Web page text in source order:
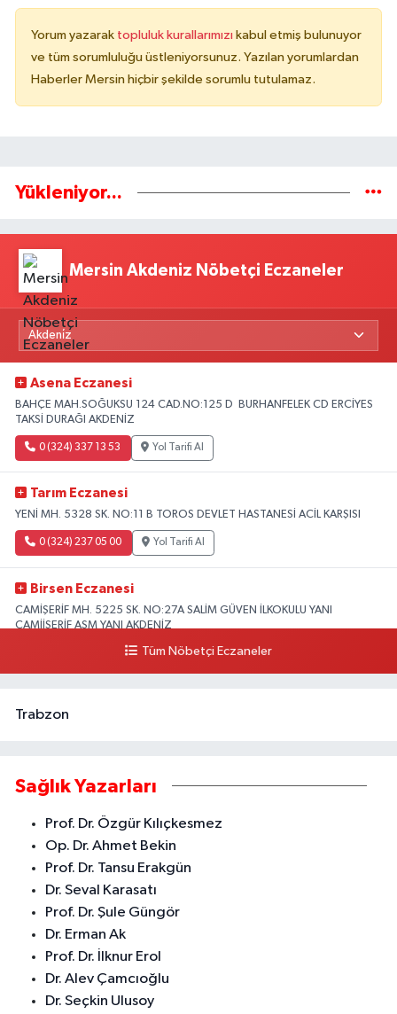
Yorum yazarak topluluk kurallarımızı kabul etmiş bulunuyor
ve tüm sorumluluğu üstleniyorsunuz. Yazılan yorumlardan
Haberler Mersin hiçbir şekilde sorumlu tutulamaz.
Yükleniyor...
Mersin Akdeniz Nöbetçi Eczaneler
Asena Eczanesi
BAHÇE MAH.SOĞUKSU 124 CAD.NO:125 D BURHANFELEK CD ERCİYES
TAKSİ DURAĞI AKDENİZ
0 (324) 337 13 53 Yol Tarifi Al
Tarım Eczanesi
YENİ MH. 5328 SK. NO:11 B TOROS DEVLET HASTANESİ ACİL KARŞISI
0 (324) 237 05 00 Yol Tarifi Al
Birsen Eczanesi
CAMİŞERİF MH. 5225 SK. NO:27A SALİM GÜVEN İLKOKULU YANI
CAMİİŞERİF ASM YANI AKDENİZ
Yol Tarifi Al
Tüm Nöbetçi Eczaneler
Trabzon
Sağlık Yazarları
Prof. Dr. Özgür Kılıçkesmez
Op. Dr. Ahmet Bekin
Prof. Dr. Tansu Erakgün
Dr. Seval Karasatı
Prof. Dr. Şule Güngör
Dr. Erman Ak
Prof. Dr. İlknur Erol
Dr. Alev Çamcıoğlu
Dr. Seçkin Ulusoy